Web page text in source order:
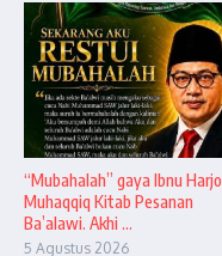
“Mubahalah” gaya Ibnu Harjo
Muhaqqiq Kitab Pesanan
Ba’alawi. Akhi ...
5 Agustus 2026